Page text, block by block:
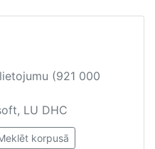
(921 000
LU DHC
korpusā